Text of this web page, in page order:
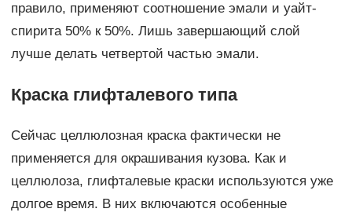
правило, применяют соотношение эмали и уайт-
спирита 50% к 50%. Лишь завершающий слой
лучше делать четвертой частью эмали.
Краска глифталевого типа
Сейчас целлюлозная краска фактически не
применяется для окрашивания кузова. Как и
целлюлоза, глифталевые краски используются уже
долгое время. В них включаются особенные